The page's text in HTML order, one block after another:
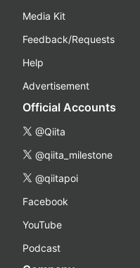
Media Kit
Feedback/Requests
Help
Advertisement
Official Accounts
@Qiita
@qiita_milestone
@qiitapoi
Facebook
YouTube
Podcast